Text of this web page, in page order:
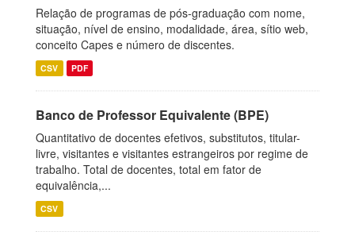
Relação de programas de pós-graduação com nome,
situação, nível de ensino, modalidade, área, sítio web,
conceito Capes e número de discentes.
CSV PDF
Banco de Professor Equivalente (BPE)
Quantitativo de docentes efetivos, substitutos, titular-
livre, visitantes e visitantes estrangeiros por regime de
trabalho. Total de docentes, total em fator de
equivalência,...
CSV